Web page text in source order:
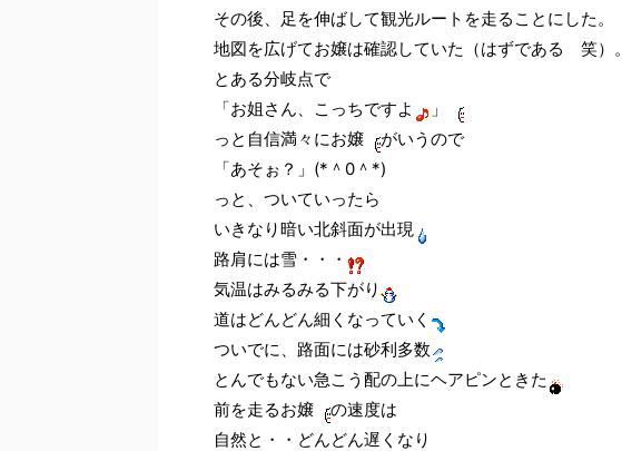
その後、足を伸ばして観光ルートを走ることにした。
地図を広げてお嬢は確認していた（はずである 笑）。
とある分岐点で
「お姐さん、こっちですよ
」
っと自信満々にお嬢
がいうので
「あそぉ？」(*＾0＾*)
っと、ついていったら
いきなり暗い北斜面が出現
路肩には雪・・・
気温はみるみる下がり
道はどんどん細くなっていく
ついでに、路面には砂利多数
とんでもない急こう配の上にヘアピンときた
前を走るお嬢
の速度は
自然と・・どんどん遅くなり